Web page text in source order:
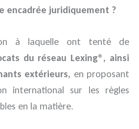
encadrée juridiquement ?
à laquelle ont tenté de
du réseau Lexing®, ainsi
extérieurs, en proposant
international sur les règles
en la matière.